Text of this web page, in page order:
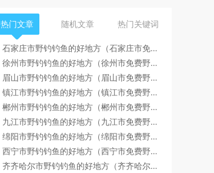
热门文章 随机文章 热门关键词
石家庄市野钓钓鱼的好地方（石家庄市免费野钓地点推荐）
徐州市野钓钓鱼的好地方（徐州市免费野钓地点推荐）
眉山市野钓钓鱼的好地方（眉山市免费野钓地点推荐）
镇江市野钓钓鱼的好地方（镇江市免费野钓地点推荐）
郴州市野钓钓鱼的好地方（郴州市免费野钓地点推荐）
九江市野钓钓鱼的好地方（九江市免费野钓地点推荐）
绵阳市野钓钓鱼的好地方（绵阳市免费野钓地点推荐）
西宁市野钓钓鱼的好地方（西宁市免费野钓地点推荐）
齐齐哈尔市野钓钓鱼的好地方（齐齐哈尔市免费野钓地点推荐）